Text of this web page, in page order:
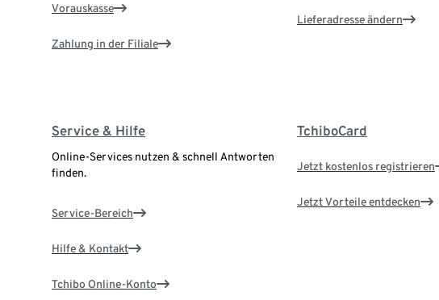
Vorauskasse
Zahlung in der Filiale
Lieferadresse ändern
Service & Hilfe
Online-Services nutzen & schnell Antworten
finden.
Service-Bereich
Hilfe & Kontakt
Tchibo Online-Konto
TchiboCard
Jetzt kostenlos registrieren
Jetzt Vorteile entdecken